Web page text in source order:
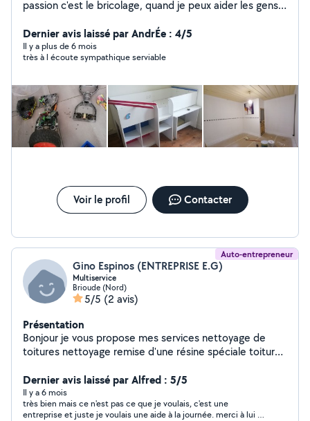
passion c'est le bricolage, quand je peux aider les gens,
Dernier avis laissé par AndrÉe : 4/5
Il y a plus de 6 mois
très à l écoute sympathique serviable
Voir le profil Contacter
Auto-entrepreneur
Gino Espinos (ENTREPRISE E.G)
Multiservice
Brioude (Nord)
5/5 (2 avis)
Présentation
Bonjour je vous propose mes services nettoyage de
toitures nettoyage remise d'une résine spéciale toiture
peinture traitement dallage entretien espace vert un
professionnel à votre service très ponctuel et mon
travail très soigné
Dernier avis laissé par Alfred : 5/5
Il y a 6 mois
très bien mais ce n'est pas ce que je voulais, c'est une
entreprise et juste je voulais une aide à la journée. merci à lui d